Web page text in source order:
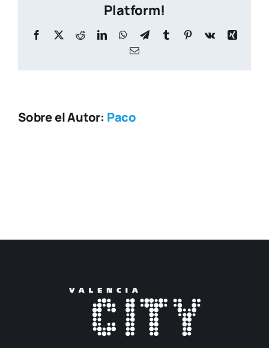
Platform!
Facebook
X RedditLinkedInWhatsApp
TelegramTumblr Pinterest
Vk
Xing
Correo
Sobre el Autor: Paco